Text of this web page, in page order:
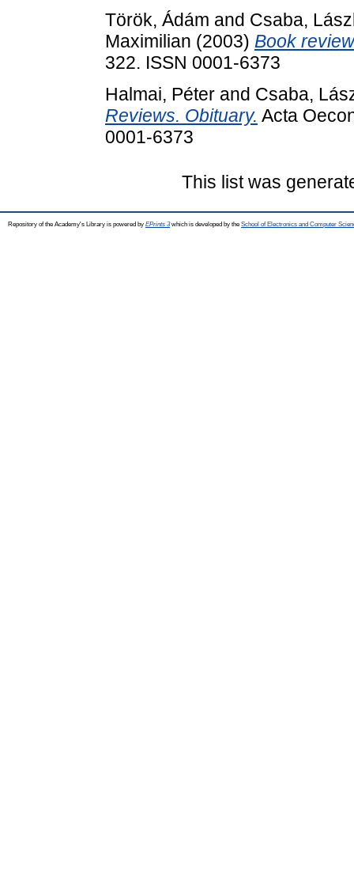
Török, Ádám and Csaba,
Maximilian (2003) Book
322. ISSN 0001-6373
Halmai, Péter and Csaba,
Reviews. Obituary. Acta
0001-6373
This list was
Repository of the Academy's Library is powered by EPrints 3which is developed by the School of Electronics and Computer